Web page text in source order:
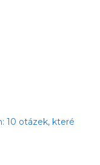
10 otázek, které